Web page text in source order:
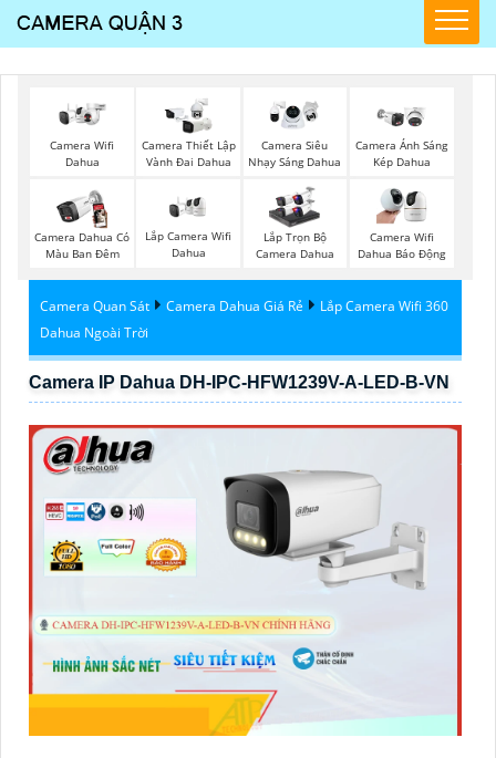
Camera Wifi
Dahua
Camera Thiết Lập
Vành Đai Dahua
Camera Siêu
Nhạy Sáng Dahua
Camera Ánh Sáng
Kép Dahua
Camera Dahua Có
Màu Ban Đêm
Lắp Camera Wifi
Dahua
Lắp Trọn Bộ
Camera Dahua
Camera Wifi
Dahua Báo Động
Camera Quan Sát Camera Dahua Giá Rẻ
Lắp Camera Wifi 360
Dahua Ngoài Trời
Camera IP Dahua DH-IPC-HFW1239V-A-LED-B-VN